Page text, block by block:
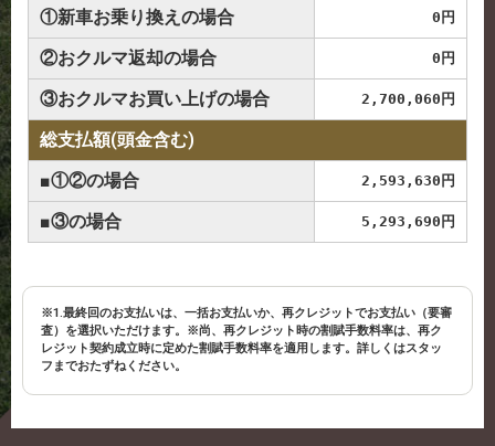
①新車お乗り換えの場合
0円
②おクルマ返却の場合 0円
③おクルマお買い上げの場合 2,700,060円
総支払額(頭金含む)
■①②の場合
2,593,630円
■③の場合 5,293,690円
※1.最終回のお支払いは、一括お支払いか、再クレジットでお支払い（要審
査）を選択いただけます。※尚、再クレジット時の割賦手数料率は、再ク
レジット契約成立時に定めた割賦手数料率を適用します。詳しくはスタッ
フまでおたずねください。